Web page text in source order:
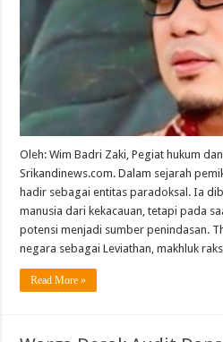
Oleh: Wim Badri Zaki, Pegiat hukum
Srikandinews.com. Dalam sejarah
hadir sebagai entitas paradoksal. Ia
manusia dari kekacauan, tetapi pada
potensi menjadi sumber penindasan.
negara sebagai Leviathan, makhluk
Read More »